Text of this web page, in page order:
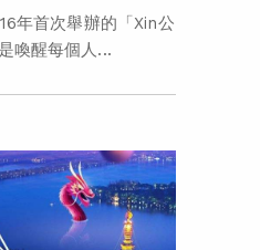
年首次舉辦的「Xin公
喚醒每個人...